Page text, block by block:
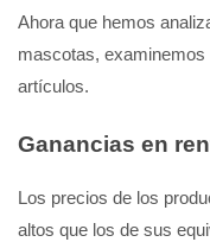
Ahora que hemos
mascotas,
artículos.
Ganancias en
Los precios de los
altos que los de sus